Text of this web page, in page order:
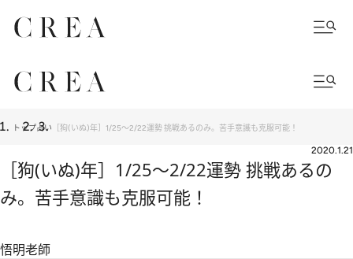
トップ占い ［狗(いぬ)年］1/25～2/22運勢 挑戦あるのみ。苦手意識も克服可能！
2020.1.21
［狗(いぬ)年］1/25～2/22運勢 挑戦あるの
み。苦手意識も克服可能！
悟明老師